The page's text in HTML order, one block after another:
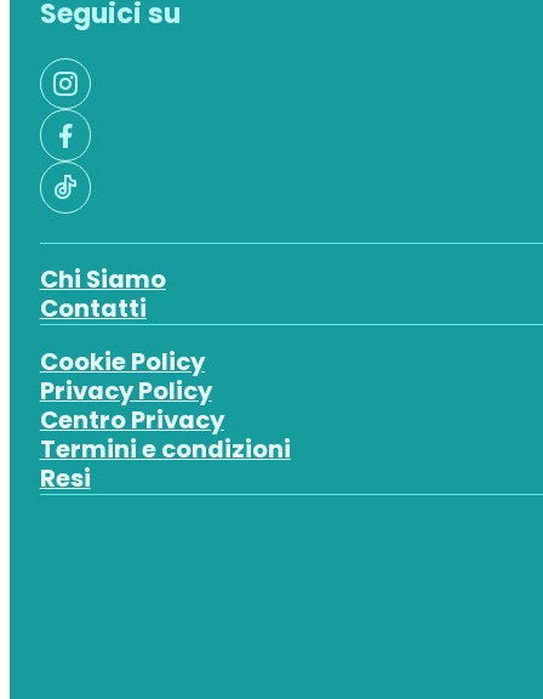
Seguici su
Chi Siamo
Contatti
Cookie Policy
Privacy Policy
Centro Privacy
Termini e condizioni
Resi